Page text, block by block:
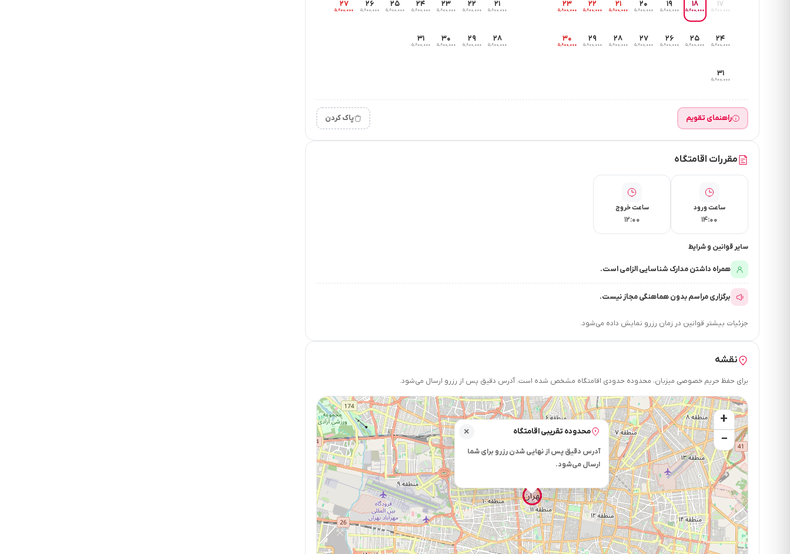
۱۷
۵٬۸۰۰٬۰۰۰
۱۸
۵٬۸۰۰٬۰۰۰
۱۹
۵٬۸۰۰٬۰۰۰
۲۰
۵٬۸۰۰٬۰۰۰
۲۱
۵٬۸۰۰٬۰۰۰
۲۲
۵٬۸۰۰٬۰۰۰
۲۳
۵٬۸۰۰٬۰۰۰
۲۴
۵٬۸۰۰٬۰۰۰
۲۵
۵٬۸۰۰٬۰۰۰
۲۶
۵٬۸۰۰٬۰۰۰
۲۷
۵٬۸۰۰٬۰۰۰
۲۸
۵٬۸۰۰٬۰۰۰
۲۹
۵٬۸۰۰٬۰۰۰
۳۰
۵٬۸۰۰٬۰۰۰
۳۱
۵٬۸۰۰٬۰۰۰
۲۱
۵٬۸۰۰٬۰۰۰
۲۲
۵٬۸۰۰٬۰۰۰
۲۳
۵٬۸۰۰٬۰۰۰
۲۴
۵٬۸۰۰٬۰۰۰
۲۵
۵٬۸۰۰٬۰۰۰
۲۶
۵٬۸۰۰٬۰۰۰
۲۷
۵٬۸۰۰٬۰۰۰
۲۸
۵٬۸۰۰٬۰۰۰
۲۹
۵٬۸۰۰٬۰۰۰
۳۰
۵٬۸۰۰٬۰۰۰
۳۱
۵٬۸۰۰٬۰۰۰
راهنمای تقویم پاک کردن
مقررات اقامتگاه
ساعت ورود
۱۴:۰۰
ساعت خروج
۱۲:۰۰
سایر قوانین و شرایط
همراه داشتن مدارک شناسایی الزامی است.
برگزاری مراسم بدون هماهنگی مجاز نیست.
جزئیات بیشتر قوانین در زمان رزرو نمایش داده می‌شود.
نقشه
برای حفظ حریم خصوصی میزبان، محدوده حدودی اقامتگاه مشخص شده است. آدرس دقیق پس از رزرو ارسال می‌شود.
محدوده تقریبی اقامتگاه
آدرس دقیق پس از نهایی شدن رزرو برای شما
ارسال می‌شود.
×
+
−